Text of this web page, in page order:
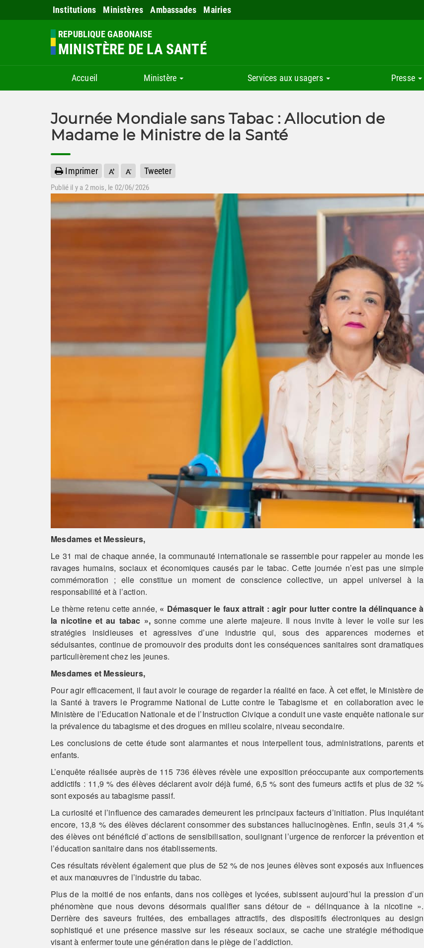
Institutions Ministères Ambassades Mairies
REPUBLIQUE GABONAISE
MINISTÈRE DE LA SANTÉ
Accueil Ministère Services aux usagers Presse
Journée Mondiale sans Tabac : Allocution de
Madame le Ministre de la Santé
Imprimer Tweeter
Publié il y a 2 mois, le 02/06/2026
Mesdames et Messieurs,
Le 31 mai de chaque année, la communauté internationale se rassemble pour rappeler au monde les
ravages humains, sociaux et économiques causés par le tabac. Cette journée n’est pas une simple
commémoration ; elle constitue un moment de conscience collective, un appel universel à la
responsabilité et à l’action.
Le thème retenu cette année, « Démasquer le faux attrait : agir pour lutter contre la délinquance à
la nicotine et au tabac »,sonne comme une alerte majeure. Il nous invite à lever le voile sur les
stratégies insidieuses et agressives d’une industrie qui, sous des apparences modernes et
séduisantes, continue de promouvoir des produits dont les conséquences sanitaires sont dramatiques
particulièrement chez les jeunes.
Mesdames et Messieurs,
Pour agir efficacement, il faut avoir le courage de regarder la réalité en face. À cet effet, le Ministère de
la Santé à travers le Programme National de Lutte contre le Tabagisme et en collaboration avec le
Ministère de l’Education Nationale et de l’Instruction Civique a conduit une vaste enquête nationale sur
la prévalence du tabagisme et des drogues en milieu scolaire, niveau secondaire.
Les conclusions de cette étude sont alarmantes et nous interpellent tous, administrations, parents et
enfants.
L’enquête réalisée auprès de 115 736 élèves révèle une exposition préoccupante aux comportements
addictifs : 11,9 % des élèves déclarent avoir déjà fumé, 6,5 % sont des fumeurs actifs et plus de 32 %
sont exposés au tabagisme passif.
La curiosité et l’influence des camarades demeurent les principaux facteurs d’initiation. Plus inquiétant
encore, 13,8 % des élèves déclarent consommer des substances hallucinogènes. Enfin, seuls 31,4 %
des élèves ont bénéficié d’actions de sensibilisation, soulignant l’urgence de renforcer la prévention et
l’éducation sanitaire dans nos établissements.
Ces résultats révèlent également que plus de 52 % de nos jeunes élèves sont exposés aux influences
et aux manœuvres de l’industrie du tabac.
Plus de la moitié de nos enfants, dans nos collèges et lycées, subissent aujourd’hui la pression d’un
phénomène que nous devons désormais qualifier sans détour de « délinquance à la nicotine ».
Derrière des saveurs fruitées, des emballages attractifs, des dispositifs électroniques au design
sophistiqué et une présence massive sur les réseaux sociaux, se cache une stratégie méthodique
visant à enfermer toute une génération dans le piège de l’addiction.